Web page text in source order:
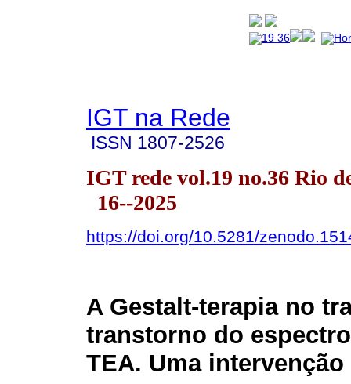
IGT na Rede
ISSN 1807-2526
IGT rede vol.19 no.36 Rio
16--2025
https://doi.org/10.5281/
A Gestalt-terapia no
transtorno do
TEA. Uma